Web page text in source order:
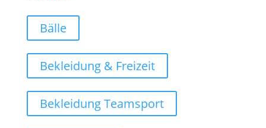
Bälle
Bekleidung & Freizeit
Bekleidung Teamsport